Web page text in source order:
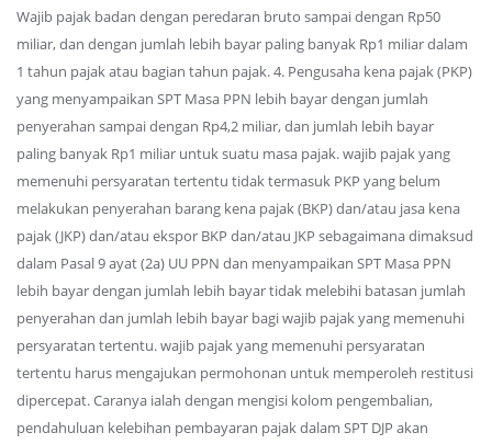
Wajib pajak badan dengan peredaran bruto sampai dengan Rp50
miliar, dan dengan jumlah lebih bayar paling banyak Rp1 miliar dalam
1 tahun pajak atau bagian tahun pajak. 4. Pengusaha kena pajak (PKP)
yang menyampaikan SPT Masa PPN lebih bayar dengan jumlah
penyerahan sampai dengan Rp4,2 miliar, dan jumlah lebih bayar
paling banyak Rp1 miliar untuk suatu masa pajak. wajib pajak yang
memenuhi persyaratan tertentu tidak termasuk PKP yang belum
melakukan penyerahan barang kena pajak (BKP) dan/atau jasa kena
pajak (JKP) dan/atau ekspor BKP dan/atau JKP sebagaimana dimaksud
dalam Pasal 9 ayat (2a) UU PPN dan menyampaikan SPT Masa PPN
lebih bayar dengan jumlah lebih bayar tidak melebihi batasan jumlah
penyerahan dan jumlah lebih bayar bagi wajib pajak yang memenuhi
persyaratan tertentu. wajib pajak yang memenuhi persyaratan
tertentu harus mengajukan permohonan untuk memperoleh restitusi
dipercepat. Caranya ialah dengan mengisi kolom pengembalian,
pendahuluan kelebihan pembayaran pajak dalam SPT DJP akan